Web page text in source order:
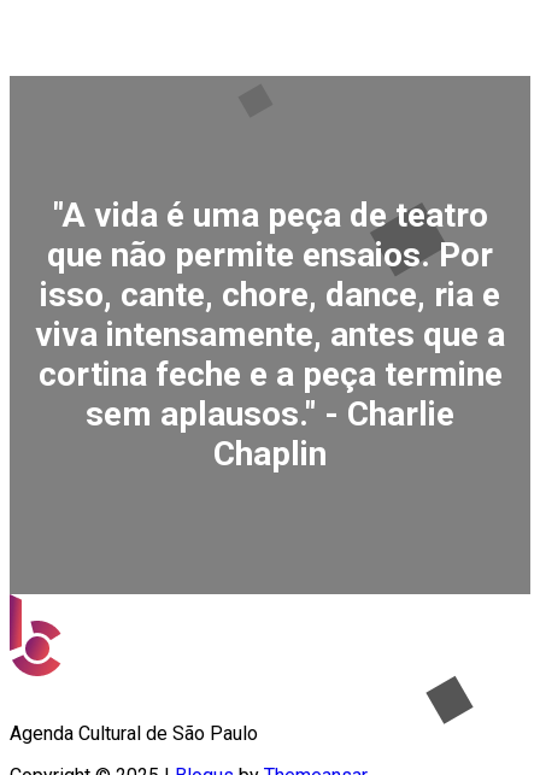
"A vida é uma peça de teatro
que não permite ensaios. Por
isso, cante, chore, dance, ria e
viva intensamente, antes que a
cortina feche e a peça termine
sem aplausos." - Charlie
Chaplin
Agenda Cultural de São Paulo